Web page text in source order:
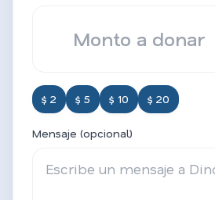
$ 2 $ 5 $ 10 $ 20
Mensaje (opcional)